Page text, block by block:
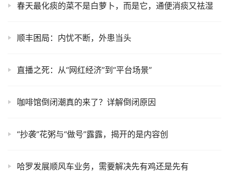
春天最化痰的菜不是白萝卜，而是它，通便消痰又祛湿
顺丰困局：内忧不断，外患当头
直播之死：从“网红经济”到“平台场景”
咖啡馆倒闭潮真的来了？详解倒闭原因
“抄袭”花粥与“做号”露露，揭开的是内容创
哈罗发展顺风车业务，需要解决先有鸡还是先有